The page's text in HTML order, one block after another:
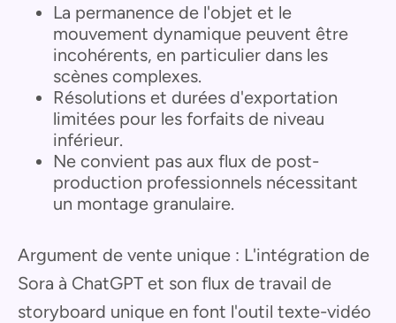
La permanence de l'objet et le
mouvement dynamique peuvent être
incohérents, en particulier dans les
scènes complexes.
Résolutions et durées d'exportation
limitées pour les forfaits de niveau
inférieur.
Ne convient pas aux flux de post-
production professionnels nécessitant
un montage granulaire.
Argument de vente unique : L'intégration de
Sora à ChatGPT et son flux de travail de
storyboard unique en font l'outil texte-vidéo